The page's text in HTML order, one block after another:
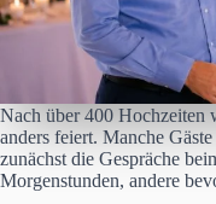
Nach über 400 Hochzeiten
anders feiert. Manche
zunächst die Gespräche
Morgenstunden, andere